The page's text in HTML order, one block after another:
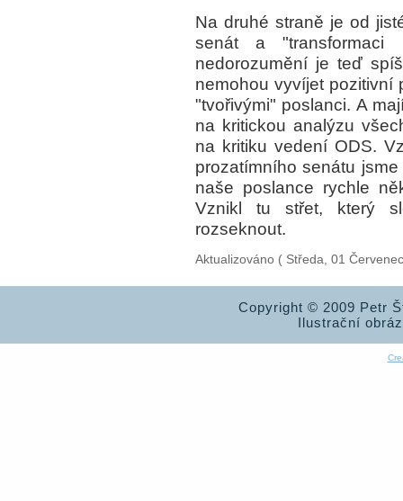
Na druhé straně je od
senát a "transformaci
nedorozumění je teď
nemohou vyvíjet pozitivní
"tvořivými" poslanci. A
na kritickou analýzu
na kritiku vedení ODS.
prozatímního senátu
naše poslance rychle
Vznikl tu střet, který
rozseknout.
Aktualizováno ( Středa, 01
Copyright © 2009 Petr
Ilustrační